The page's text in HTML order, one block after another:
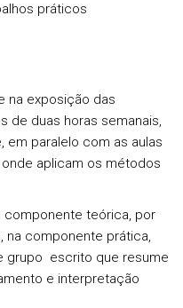
práticos
na exposição das
de duas horas semanais,
em paralelo com as aulas
aplicam os métodos
componente teórica, por
na componente prática,
grupo escrito que resume
e interpretação